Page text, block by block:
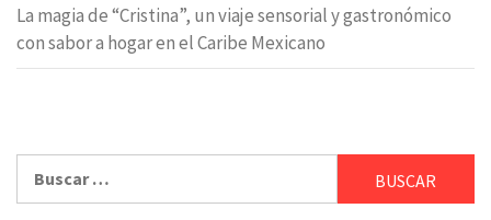
La magia de “Cristina”, un viaje sensorial y gastronómico
con sabor a hogar en el Caribe Mexicano